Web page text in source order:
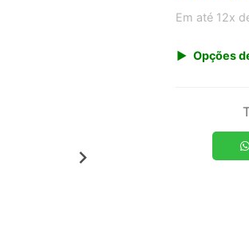
Em até 12x
Opções
7x de R$ 13,11
9x de R$ 10,46